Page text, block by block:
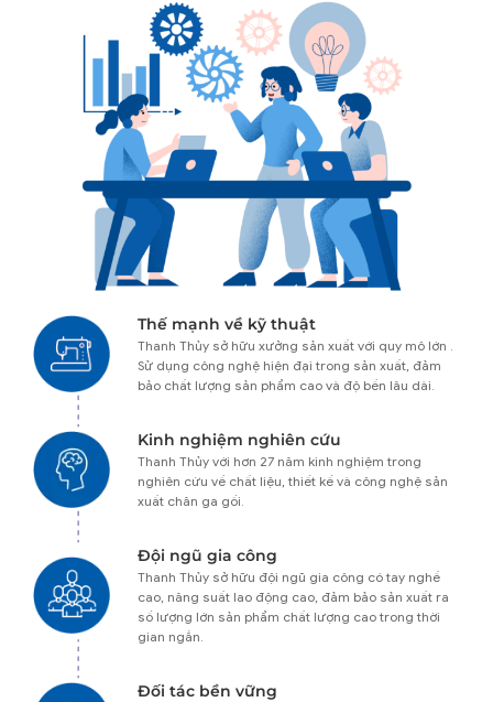
Thế mạnh về kỹ thuật
Thanh Thủy sở hữu xưởng sản xuất với quy mô lớn .
Sử dụng công nghệ hiện đại trong sản xuất, đảm
bảo chất lượng sản phẩm cao và độ bền lâu dài.
Kinh nghiệm nghiên cứu
Thanh Thủy với hơn 27 năm kinh nghiệm trong
nghiên cứu về chất liệu, thiết kế và công nghệ sản
xuất chăn ga gối.
Đội ngũ gia công
Thanh Thủy sở hữu đội ngũ gia công có tay nghề
cao, năng suất lao động cao, đảm bảo sản xuất ra
số lượng lớn sản phẩm chất lượng cao trong thời
gian ngắn.
Đối tác bền vững